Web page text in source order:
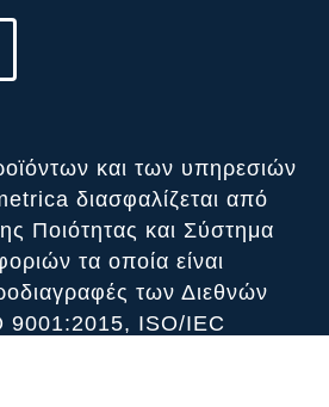
και των υπηρεσιών
διασφαλίζεται από
Ποιότητας και Σύστημα
τα οποία είναι
των Διεθνών
ISO/IEC